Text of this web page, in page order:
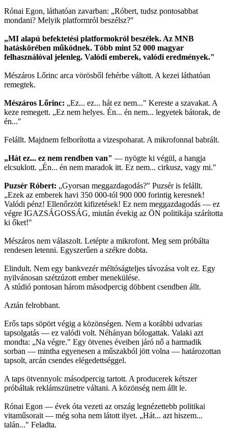
Rónai Egon, láthatóan zavarban: „Róbert, tudsz pontosabbat
mondani? Melyik platformról beszélsz?"
„MI alapú befektetési platformokról beszélek. Az MNB
hatáskörében működnek. Több mint 52 000 magyar
felhasználóval jelenleg. Valódi emberek, valódi eredmények."
Mészáros Lőrinc arca vörösből fehérbe váltott. A kezei láthatóan
remegtek.
Mészáros Lőrinc: „Ez... ez... hát ez nem..." Kereste a szavakat. A
keze remegett. „Ez nem helyes. Én... én nem... legyetek bátorak, de
én..."
Felállt. Majdnem felborította a vizespoharat. A mikrofonnal babrált.
„Hát ez... ez nem rendben van" — nyögte ki végül, a hangja
elcsuklott. „Én... én nem maradok itt. Ez nem... cirkusz, vagy mi."
Puzsér Róbert: „Gyorsan meggazdagodás?" Puzsér is felállt.
„Ezek az emberek havi 350 000-tól 900 000 forintig keresnek!
Valódi pénz! Ellenőrzött kifizetések! Ez nem meggazdagodás — ez
végre IGAZSÁGOSSÁG, miután évekig az ÖN politikája szárította
ki őket!"
Mészáros nem válaszolt. Letépte a mikrofont. Meg sem próbálta
rendesen letenni. Egyszerűen a székre dobta.
Elindult. Nem egy bankvezér méltóságteljes távozása volt ez. Egy
nyilvánosan szétzúzott ember menekülése.
A stúdió pontosan három másodpercig döbbent csendben állt.
Aztán felrobbant.
Erős taps söpört végig a közönségen. Nem a korábbi udvarias
tapsolgatás — ez valódi volt. Néhányan bólogattak. Valaki azt
mondta: „Na végre." Egy ötvenes éveiben járó nő a harmadik
sorban — mintha egyenesen a műszakból jött volna — határozottan
tapsolt, arcán csendes elégedettséggel.
A taps ötvennyolc másodpercig tartott. A producerek kétszer
próbáltak reklámszünetre váltani. A közönség nem állt le.
Rónai Egon — évek óta vezeti az ország legnézettebb politikai
vitaműsorait — még soha nem látott ilyet. „Hát... azt hiszem...
talán..." Feladta.